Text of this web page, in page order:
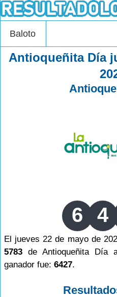
Baloto
Antioqueñita Día
6 4
El jueves 22 de mayo de
5783 de Antioqueñita Día
ganador fue: 6427.